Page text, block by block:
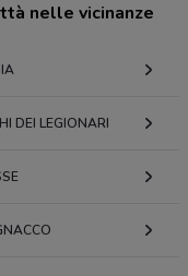
nelle vicinanze
DEI LEGIONARI